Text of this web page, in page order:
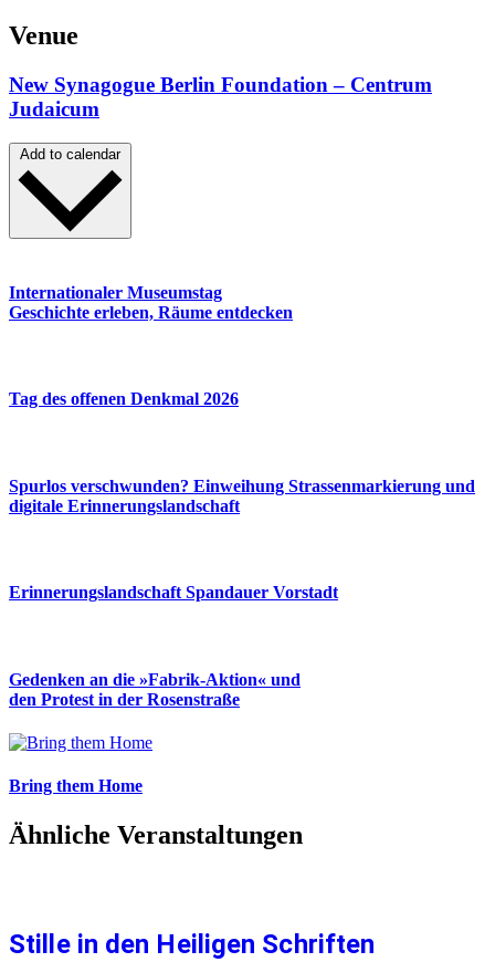
Venue
New Synagogue Berlin Foundation – Centrum
Judaicum
Add to calendar
Internationaler Museumstag
Geschichte erleben, Räume entdecken
Tag des offenen Denkmal 2026
Spurlos verschwunden? Einweihung Strassenmarkierung und
digitale Erinnerungslandschaft
Erinnerungslandschaft Spandauer Vorstadt
Gedenken an die »Fabrik-Aktion« und
den Protest in der Rosenstraße
Bring them Home
Ähnliche Veranstaltungen
Stille in den Heiligen Schriften